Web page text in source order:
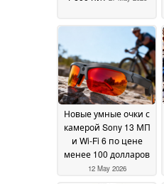
Новые умные очки с
камерой Sony 13 МП
и Wi-Fi 6 по цене
менее 100 долларов
12 May 2026